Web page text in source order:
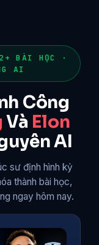
BÀI HỌC ·
AI
Công
Và Elon
AI
sư định hình kỷ
thành bài học,
ngay hôm nay.